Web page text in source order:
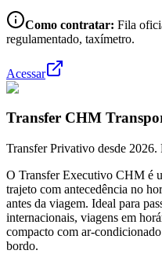
Como contratar: Fila
regulamentado, taxímetro.
Acessar
Transfer CHM
Transfer Privativo desde 2026.
O Transfer Executivo CHM é
trajeto com antecedência no
antes da viagem. Ideal para
internacionais, viagens em
compacto com ar-
bordo.